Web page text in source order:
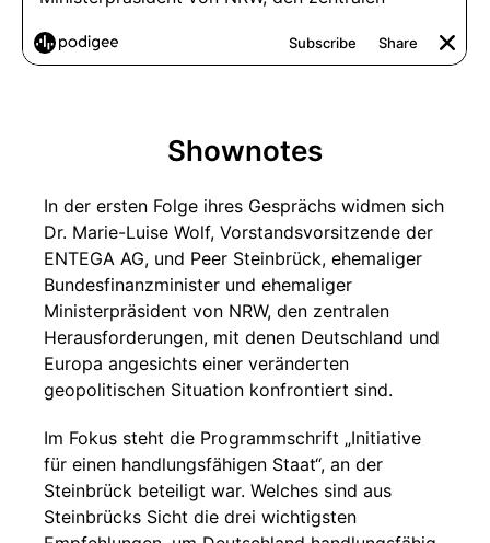
Shownotes
In der ersten Folge ihres Gesprächs widmen sich
Dr. Marie-Luise Wolf, Vorstandsvorsitzende der
ENTEGA AG, und Peer Steinbrück, ehemaliger
Bundesfinanzminister und ehemaliger
Ministerpräsident von NRW, den zentralen
Herausforderungen, mit denen Deutschland und
Europa angesichts einer veränderten
geopolitischen Situation konfrontiert sind.
Im Fokus steht die Programmschrift „Initiative
für einen handlungsfähigen Staat“, an der
Steinbrück beteiligt war. Welches sind aus
Steinbrücks Sicht die drei wichtigsten